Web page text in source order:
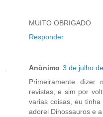
MUITO OBRIGADO
Responder
Anônimo 3 de julho
Primeiramente dizer
revistas, e sim por
varias coisas, eu
adorei Dinossauros e